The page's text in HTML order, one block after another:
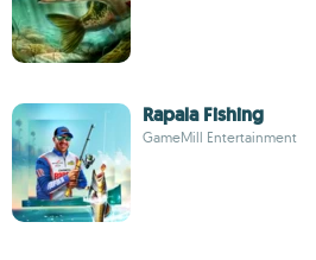
Rapala Fishing
GameMill Entertainment